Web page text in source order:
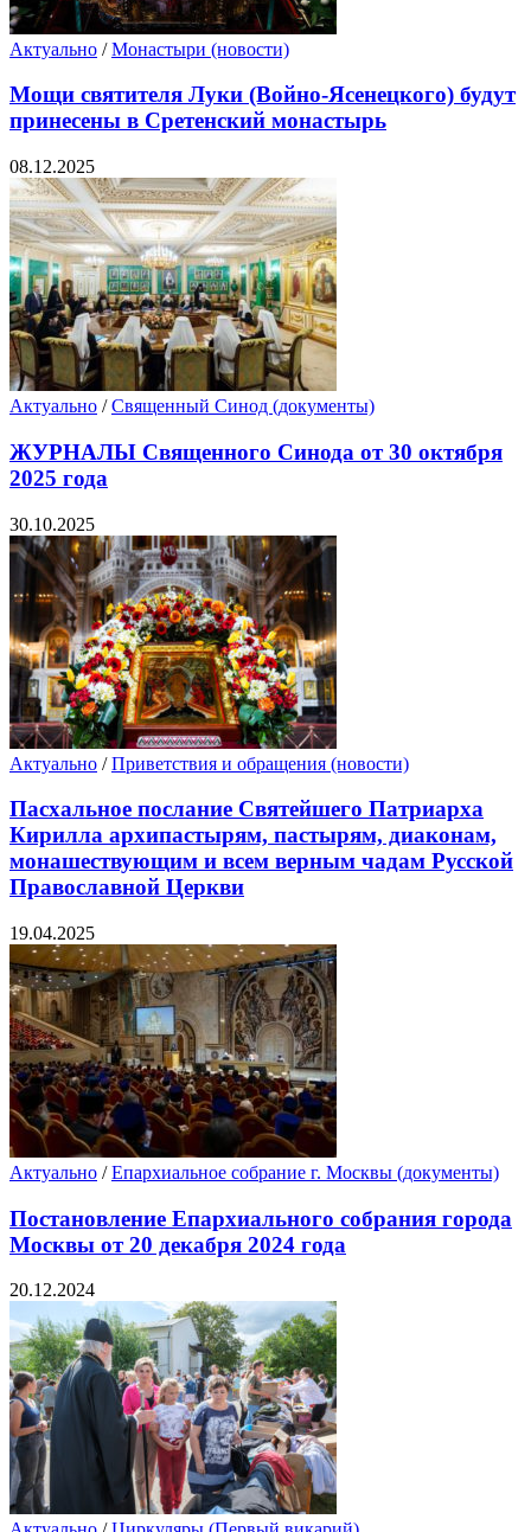
Актуально /Монастыри (новости)
Мощи святителя Луки (Войно-Ясенецкого) будут
принесены в Сретенский монастырь
08.12.2025
Актуально /Священный Синод (документы)
ЖУРНАЛЫ Священного Синода от 30 октября
2025 года
30.10.2025
Актуально /Приветствия и обращения (новости)
Пасхальное послание Святейшего Патриарха
Кирилла архипастырям, пастырям, диаконам,
монашествующим и всем верным чадам Русской
Православной Церкви
19.04.2025
Актуально /Епархиальное собрание г. Москвы (документы)
Постановление Епархиального собрания города
Москвы от 20 декабря 2024 года
20.12.2024